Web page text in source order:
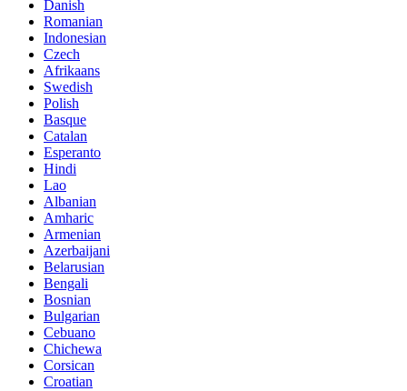
Danish
Romanian
Indonesian
Czech
Afrikaans
Swedish
Polish
Basque
Catalan
Esperanto
Hindi
Lao
Albanian
Amharic
Armenian
Azerbaijani
Belarusian
Bengali
Bosnian
Bulgarian
Cebuano
Chichewa
Corsican
Croatian